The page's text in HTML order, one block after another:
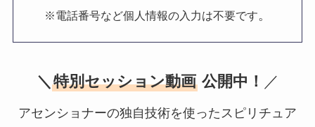
※電話番号など個人情報の入力は不要です。
＼ 特別セッション動画公開中！ ／
アセンショナーの独自技術を使ったスピリチュア